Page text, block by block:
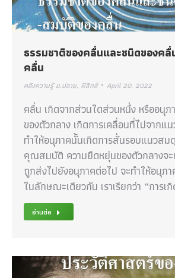
ธรรมชาติของคลื่นและชนิดของค
คลื่น
คลังความรู้ ม.ปลาย, ฟิสิกส์ April 20, 2022
คลื่น เกิดจากส่วนใดส่วนหนึ่ง หรืออนุภ
ของตัวกลาง เกิดการเคลื่อนที่ไปจาก
ทำให้อนุภาคนั้นเกิดการสั่นรอบแนวสม
คุณสมบัติ ความยืดหยุ่นของตัวกลางจ
ถูกส่งไปยังอนุภาคต่อไป จะทำให้อนุภ
ในลักษณะเดียวกัน เราเรียกว่า “การเ
อ่านต่อ